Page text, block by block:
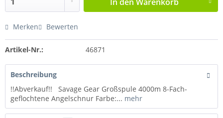
Merken Bewerten
Artikel-Nr.: 46871
Beschreibung
!!Abverkauf!! Savage Gear Großspule 4000m 8-Fach-
geflochtene Angelschnur Farbe:... mehr